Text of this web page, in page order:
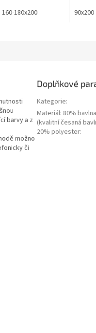
jersey
160-180x200 90x200
barvy a z
možno
či
Doplňkové
Kategorie:
Materiál: 80% bavlna
(kvalitní česaná
20% polyester: